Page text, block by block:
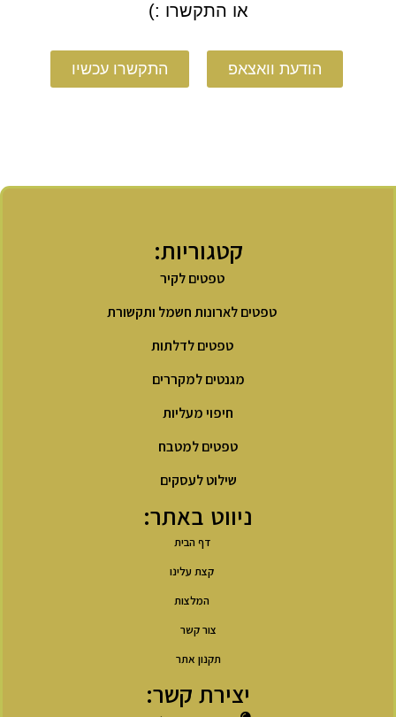
או התקשרו :)
הודעת וואצאפ התקשרו עכשיו
קטגוריות:
טפטים לקיר
טפטים לארונות חשמל ותקשורת
טפטים לדלתות
מגנטים למקררים
חיפוי מעליות
טפטים למטבח
שילוט לעסקים
ניווט באתר:
דף הבית
קצת עלינו
המלצות
צור קשר
תקנון אתר
יצירת קשר: